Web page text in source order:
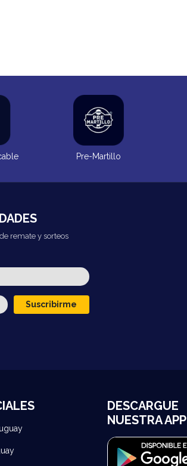
Pre-Martillo
remate y sorteos
Suscribirme
DESCARGUE
NUESTRA APP